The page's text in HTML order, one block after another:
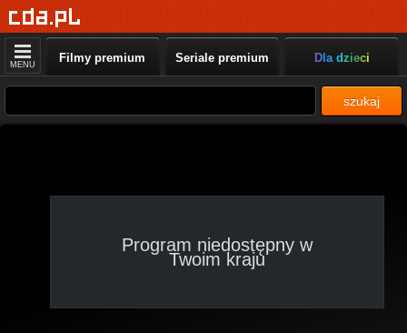
MENU Filmy premium Seriale premium Dla dzieci
szukaj
Program niedostępny w
Twoim kraju